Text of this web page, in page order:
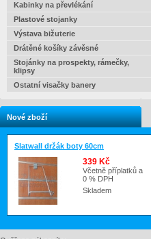
Kabinky na převlékání
Plastové stojanky
Výstava bižuterie
Drátěné košíky závěsné
Stojánky na prospekty, rámečky,
klipsy
Ostatní visačky banery
Nové zboží
Slatwall držák boty 60cm
339 Kč
Včetně příplatků a
0 % DPH
Skladem